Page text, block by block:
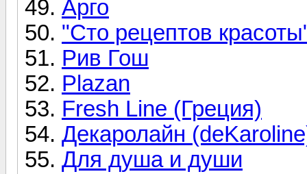
Арго
"Сто рецептов
Рив Гош
Plazan
Fresh Line (Греция)
Декаролайн
Для душа и души